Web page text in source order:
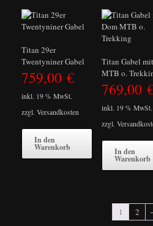
Titan 29er
Twentyniner Gabel
759,00 €
inkl. 19 % MwSt.
zzgl. Versandkosten
In den
Warenkorb
Titan Gabel
MTB o.
769,00
inkl. 19 % MwSt.
zzgl.
In den
Warenkorb
1 2